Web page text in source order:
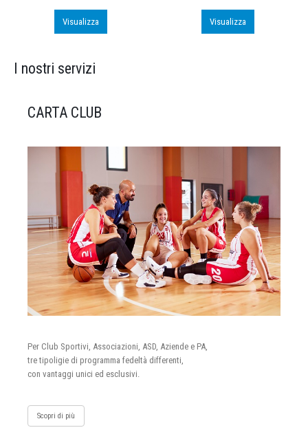
Visualizza Visualizza
I nostri servizi
CARTA CLUB
Per Club Sportivi, Associazioni, ASD, Aziende e PA,
tre tipoligie di programma fedeltà differenti,
con vantaggi unici ed esclusivi.
Scopri di più